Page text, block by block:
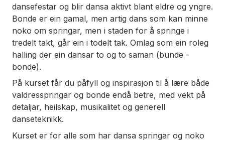
dansefestar og blir dansa aktivt blant eldre og yngre.
Bonde er ein gamal, men artig dans som kan minne
noko om springar, men i staden for å springe i
tredelt takt, går ein i todelt tak. Omlag som ein roleg
halling der ein dansar to og to saman (bunde -
bonde).
På kurset får du påfyll og inspirasjon til å lære både
valdresspringar og bonde endå betre, med vekt på
detaljar, heilskap, musikalitet og generell
danseteknikk.
Kurset er for alle som har dansa springar og noko